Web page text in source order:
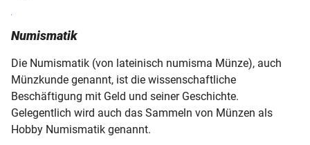
Numismatik
Die Numismatik (von lateinisch numisma Münze), auch
Münzkunde genannt, ist die wissenschaftliche
Beschäftigung mit Geld und seiner Geschichte.
Gelegentlich wird auch das Sammeln von Münzen als
Hobby Numismatik genannt.